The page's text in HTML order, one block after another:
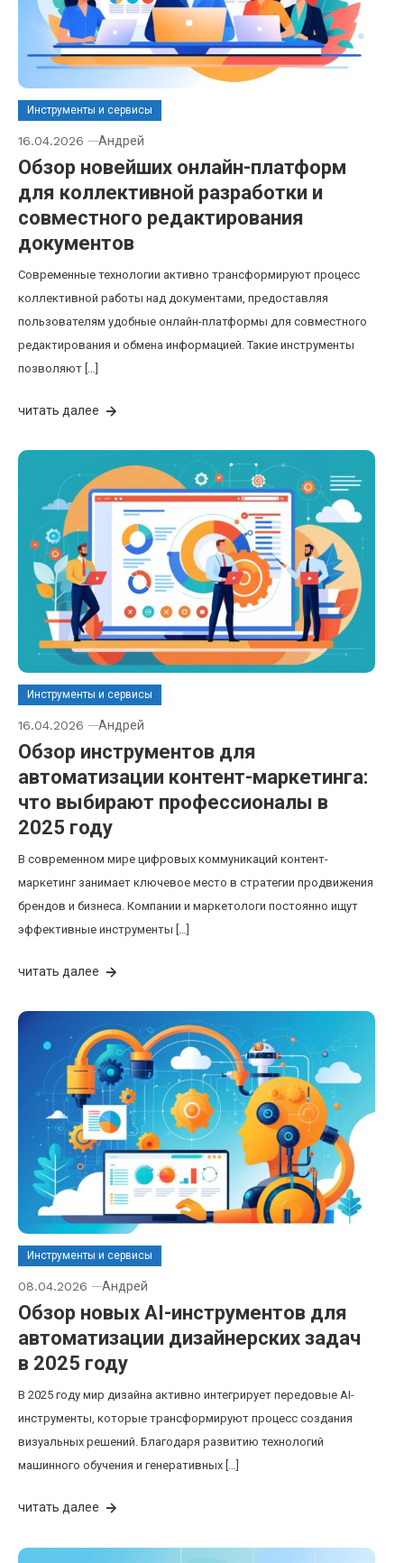
Инструменты и сервисы
16.04.2026 Андрей
Обзор новейших онлайн-платформ
для коллективной разработки и
совместного редактирования
документов
Современные технологии активно трансформируют процесс
коллективной работы над документами, предоставляя
пользователям удобные онлайн-платформы для совместного
редактирования и обмена информацией. Такие инструменты
позволяют […]
читать далее
Инструменты и сервисы
16.04.2026 Андрей
Обзор инструментов для
автоматизации контент-маркетинга:
что выбирают профессионалы в
2025 году
В современном мире цифровых коммуникаций контент-
маркетинг занимает ключевое место в стратегии продвижения
брендов и бизнеса. Компании и маркетологи постоянно ищут
эффективные инструменты […]
читать далее
Инструменты и сервисы
08.04.2026 Андрей
Обзор новых AI-инструментов для
автоматизации дизайнерских задач
в 2025 году
В 2025 году мир дизайна активно интегрирует передовые AI-
инструменты, которые трансформируют процесс создания
визуальных решений. Благодаря развитию технологий
машинного обучения и генеративных […]
читать далее